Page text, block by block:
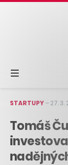
STARTUPY– 27. 3.
Tomáš